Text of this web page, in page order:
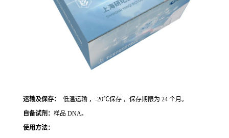
运输及保存：
低温运输 ，-20℃保存 ，保存期限为 24 个月。
自备试剂： 样品 DNA。
使用方法：